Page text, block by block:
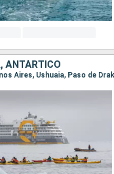
ANTÁRTICO
Aires, Ushuaia, Paso de